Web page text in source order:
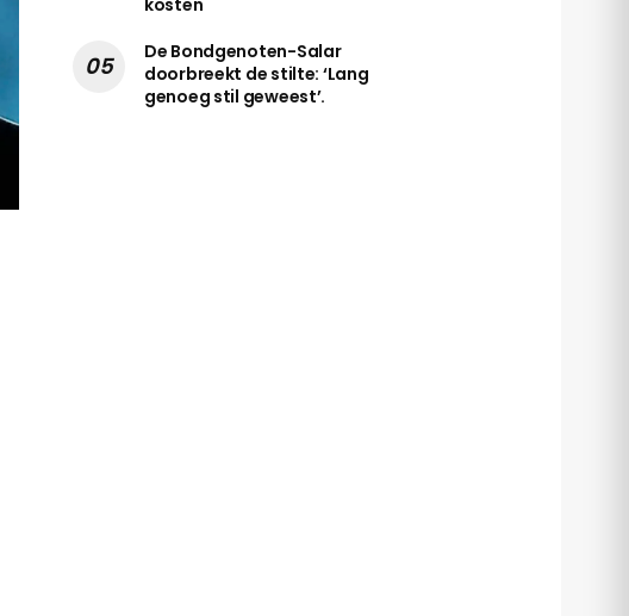
kosten
De Bondgenoten-Salar
doorbreekt de stilte: ‘Lang
genoeg stil geweest’.